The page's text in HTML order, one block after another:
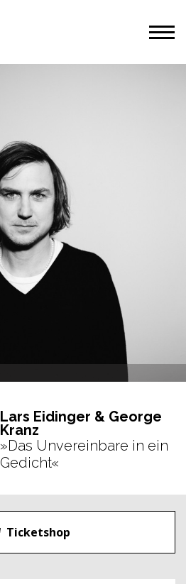
Lars Ei­din­ger & Ge­or­ge
Kranz
»Das Unvereinbare in ein
Gedicht«
Ticketshop